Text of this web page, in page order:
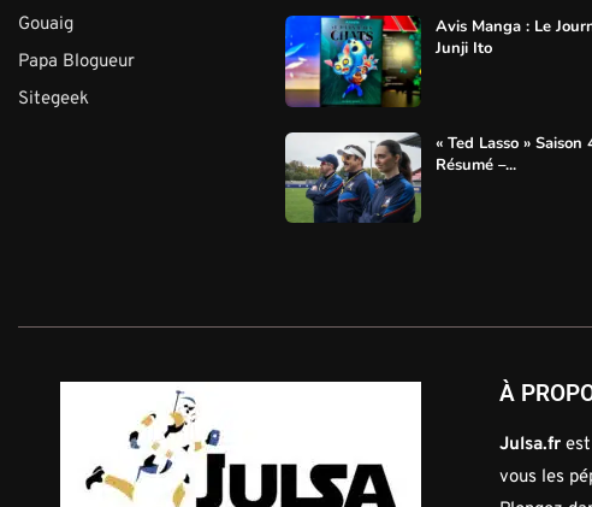
Gouaig
Papa Blogueur
Sitegeek
Avis Manga : Le
Junji Ito
« Ted Lasso » Saison
Résumé –...
À
Julsa.frest
vous les